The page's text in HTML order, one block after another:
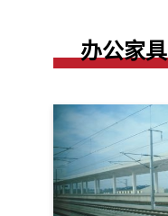
办公家具